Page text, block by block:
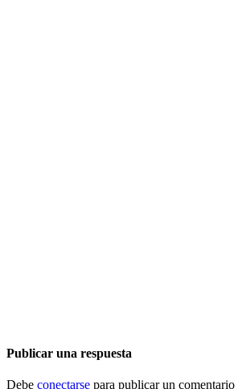
Publicar una respuesta
Debe conectarse para publicar un comentario